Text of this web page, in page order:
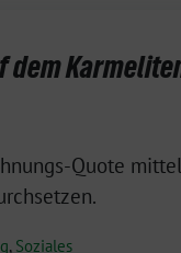
dem
Quote
, Soziales